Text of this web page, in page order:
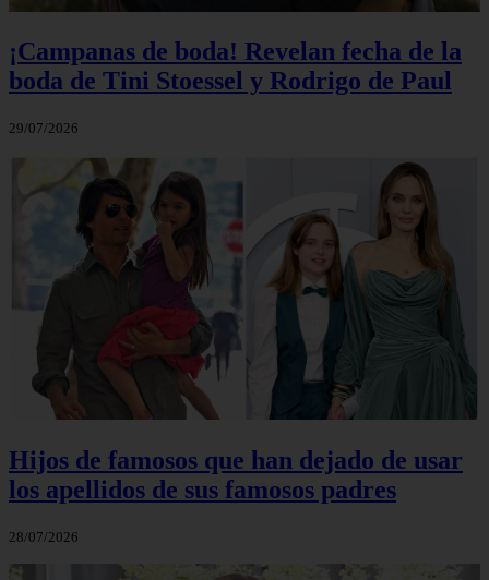
¡Campanas de boda! Revelan fecha de la
boda de Tini Stoessel y Rodrigo de Paul
29/07/2026
Hijos de famosos que han dejado de usar
los apellidos de sus famosos padres
28/07/2026